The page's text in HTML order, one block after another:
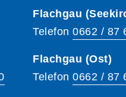
Flachgau
Telefon 0662 / 87
Flachgau (Ost)
Telefon 0662 / 87